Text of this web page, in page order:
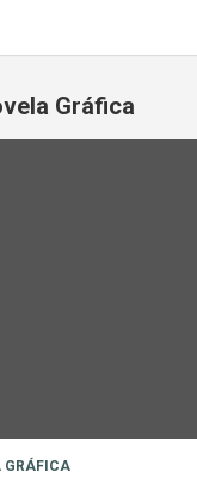
Gráfica
GRÁFICA